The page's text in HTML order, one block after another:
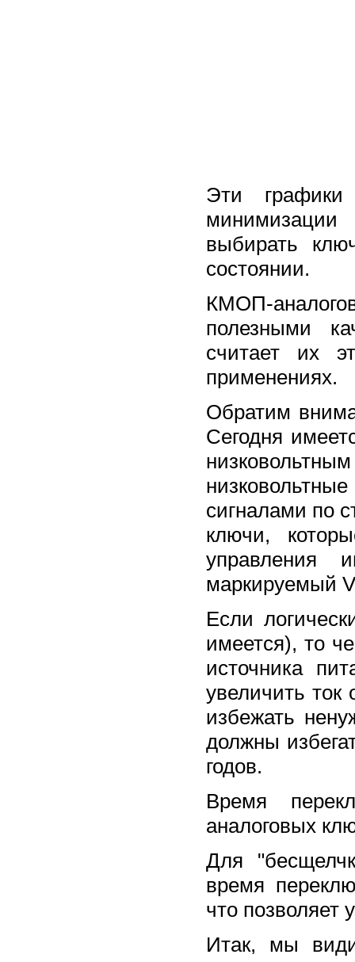
Эти
минимизации
выбирать
состоянии.
КМОП-
полезными
считает их
применениях.
Обратим
Сегодня
сигналами по
ключи,
управления
маркируемый
Если
имеется), то
источника
увеличить
избежать
должны
годов.
Время
аналоговых
Для
время
что
Итак, мы